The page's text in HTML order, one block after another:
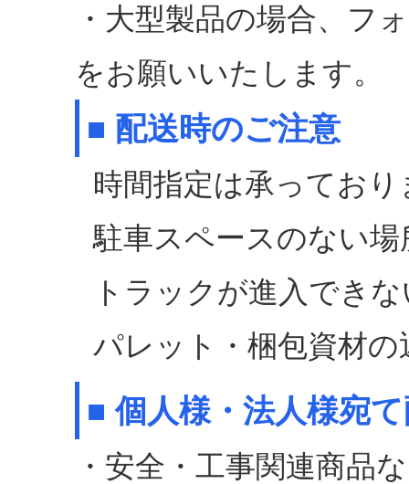
・大型製品の場合、フ
をお願いいたします。
■ 配送時のご注意
時間指定は承ってお
駐車スペースのない
トラックが進入でき
パレット・梱包資材
■ 個人様・法人様宛
・安全・工事関連商品